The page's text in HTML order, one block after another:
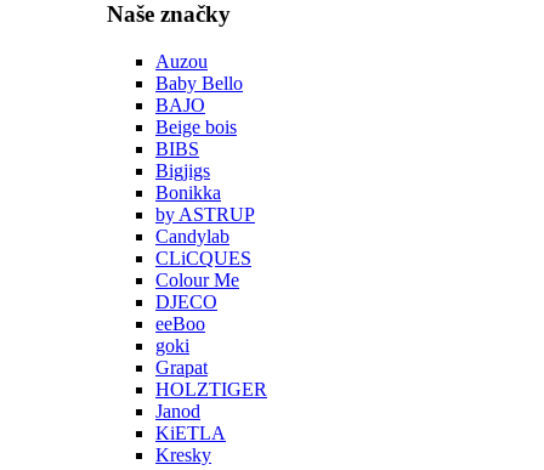
Naše značky
Auzou
Baby Bello
BAJO
Beige bois
BIBS
Bigjigs
Bonikka
by ASTRUP
Candylab
CLiCQUES
Colour Me
DJECO
eeBoo
goki
Grapat
HOLZTIGER
Janod
KiETLA
Kresky